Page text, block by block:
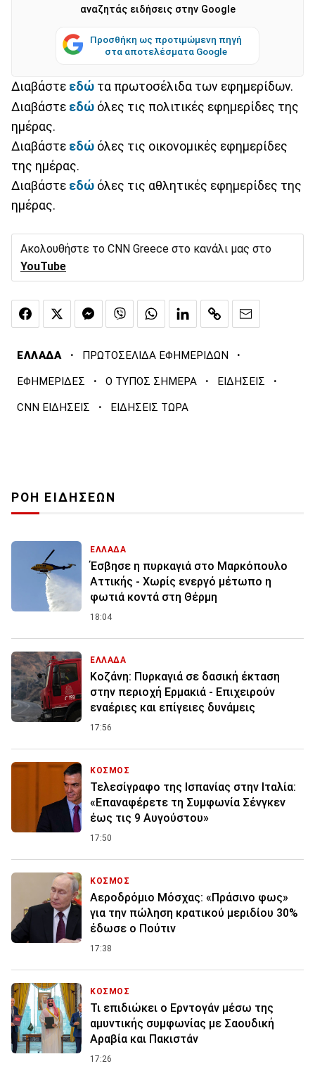
αναζητάς ειδήσεις στην Google
Προσθήκη ως προτιμώμενη πηγή
στα αποτελέσματα Google
Διαβάστε εδώ τα πρωτοσέλιδα των εφημερίδων.
Διαβάστε εδώ όλες τις πολιτικές εφημερίδες της
ημέρας.
Διαβάστε εδώ όλες τις οικονομικές εφημερίδες
της ημέρας.
Διαβάστε εδώ όλες τις αθλητικές εφημερίδες της
ημέρας.
Ακολουθήστε το CNN Greece στο κανάλι μας στο
YouTube
ΕΛΛΑΔΑ · ΠΡΩΤΟΣΕΛΙΔΑ ΕΦΗΜΕΡΙΔΩΝ ·
ΕΦΗΜΕΡΙΔΕΣ · Ο ΤΥΠΟΣ ΣΗΜΕΡΑ · ΕΙΔΗΣΕΙΣ ·
CNN ΕΙΔΗΣΕΙΣ · ΕΙΔΗΣΕΙΣ ΤΩΡΑ
ΡΟΗ ΕΙΔΗΣΕΩΝ
ΕΛΛΑΔΑ
Έσβησε η πυρκαγιά στο Μαρκόπουλο
Αττικής - Χωρίς ενεργό μέτωπο η
φωτιά κοντά στη Θέρμη
18:04
ΕΛΛΑΔΑ
Κοζάνη: Πυρκαγιά σε δασική έκταση
στην περιοχή Ερμακιά - Επιχειρούν
εναέριες και επίγειες δυνάμεις
17:56
ΚΟΣΜΟΣ
Τελεσίγραφο της Ισπανίας στην Ιταλία:
«Επαναφέρετε τη Συμφωνία Σένγκεν
έως τις 9 Αυγούστου»
17:50
ΚΟΣΜΟΣ
Αεροδρόμιο Μόσχας: «Πράσινο φως»
για την πώληση κρατικού μεριδίου 30%
έδωσε ο Πούτιν
17:38
ΚΟΣΜΟΣ
Τι επιδιώκει ο Ερντογάν μέσω της
αμυντικής συμφωνίας με Σαουδική
Αραβία και Πακιστάν
17:26